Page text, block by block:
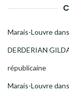
Marais-Louvredans
DERDERIAN
républicaine
Marais-Louvredans